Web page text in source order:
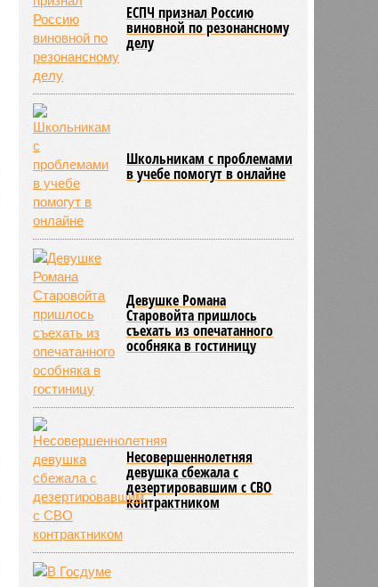
ЕСПЧ признал Россию
виновной по резонансному
делу
Школьникам с проблемами
в учебе помогут в онлайне
Девушке Романа
Старовойта пришлось
съехать из опечатанного
особняка в гостиницу
Несовершеннолетняя
девушка сбежала с
дезертировавшим с СВО
контрактником